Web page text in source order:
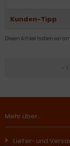
Kunden-Tipp
Diesen Artikel haben wir
Mehr über...
Liefer- und